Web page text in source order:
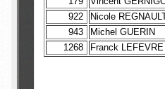
922 Nicole
943
Michel GUERIN
1268 Franck LEFEVRE